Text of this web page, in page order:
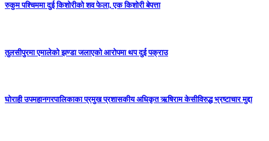
रुकुम पश्चिममा दुई किशोरीको शव फेला, एक किशोरी बेपत्ता
तुलसीपुरमा एमालेको झण्डा जलाएको आरोपमा थप दुई पक्राउ
घोराही उपमहानगरपालिकाका प्रमुख प्रशासकीय अधिकृत ऋषिराम केसीविरुद्ध भ्रष्टाचार मुद्दा